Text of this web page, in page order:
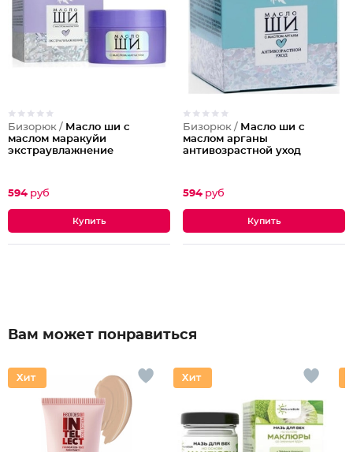
Бизорюк / Масло ши с
маслом маракуйи
экстраувлажнение
594 руб
Бизорюк / Масло ши с
маслом арганы
антивозрастной уход
594 руб
Вам может понравиться